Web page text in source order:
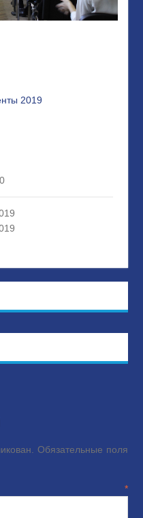
2019
Обязательные поля
*